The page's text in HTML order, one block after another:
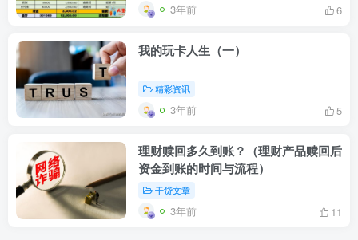
3年前 6
我的玩卡人生（一）
精彩资讯
3年前 5
理财赎回多久到账？（理财产品赎回后
资金到账的时间与流程）
干贷文章
3年前 11